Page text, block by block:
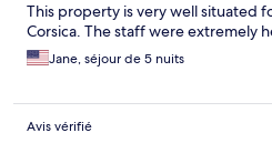
This property is very well situated
Corsica. The staff were extremely
Jane, séjour de 5 nuits
Avis vérifié